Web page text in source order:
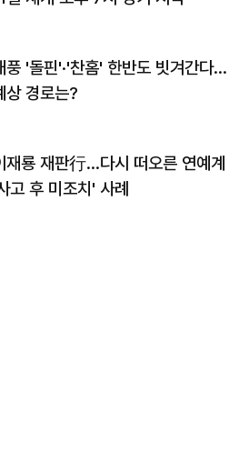
풍 '돌핀'·'찬홈' 한반도 빗겨간다…
상 경로는?
재룡 재판行…다시 떠오른 연예계
고 후 미조치' 사례